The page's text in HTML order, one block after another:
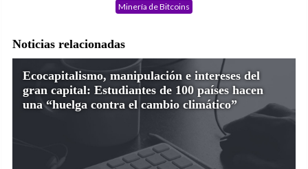
Minería de Bitcoins
Noticias relacionadas
Ecocapitalismo, manipulación e intereses del
gran capital: Estudiantes de 100 países hacen
una “huelga contra el cambio climático”